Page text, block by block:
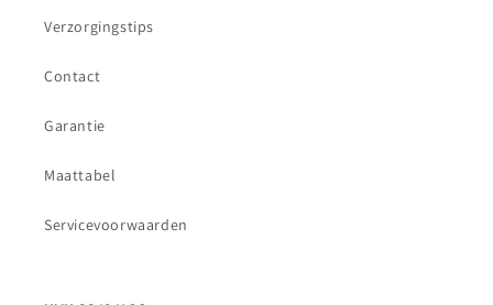
Verzorgingstips
Contact
Garantie
Maattabel
Servicevoorwaarden